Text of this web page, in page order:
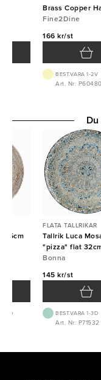
Brass Copper
22x4,5cm
Fine2Dine
166 kr/st
BEST.VARA 1-2V
Art. Nr:
25cm
1-2D
FLATA TALLRIKAR
Tallrik Luca
"pizza" flat
Bonna
145 kr/st
BEST.VARA 1-3D
Art. Nr: P71532